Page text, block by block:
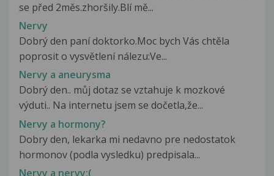
se před 2měs.zhoršily.Blí mě...
Nervy
Dobrý den paní doktorko.Moc bych Vás chtěla
poprosit o vysvětlení nálezu:Ve...
Nervy a aneurysma
Dobrý den.. můj dotaz se vztahuje k mozkové
výduti.. Na internetu jsem se dočetla,že...
Nervy a hormony?
Dobry den, lekarka mi nedavno pre nedostatok
hormonov (podla vysledku) predpisala...
Nervy a nervy:(